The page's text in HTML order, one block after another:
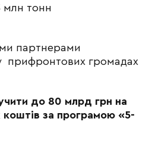
тонн
партнерами
прифронтових громадах
до 80 млрд грн на
коштів за програмою «5-